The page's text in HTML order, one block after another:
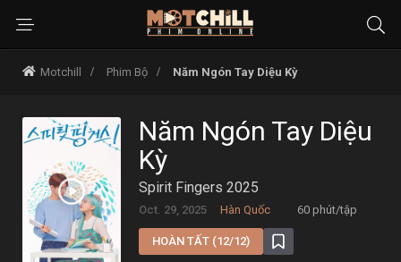
Motchill Phim Bộ Năm Ngón Tay Diệu Kỳ
Năm Ngón Tay Diệu
Kỳ
Spirit Fingers 2025
Oct. 29, 2025 Hàn Quốc 60 phút/tập
HOÀN TẤT (12/12)